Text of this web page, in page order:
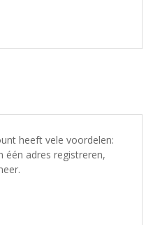
heeft vele voordelen:
één adres registreren,